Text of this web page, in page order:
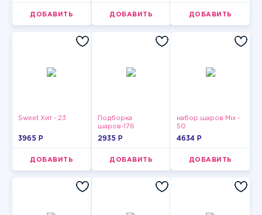
ДОБАВИТЬ ДОБАВИТЬ ДОБАВИТЬ
Sweet Хит - 23
3965 P
ДОБАВИТЬ
Подборка
шаров-176
2935 P
ДОБАВИТЬ
набор шаров Mix -
50
4634 P
ДОБАВИТЬ